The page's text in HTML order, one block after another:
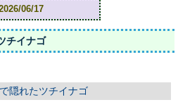
06/17
チイナゴ
隠れたツチイナゴ